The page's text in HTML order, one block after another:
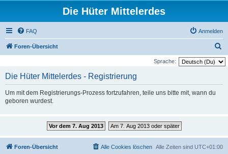
Die Hüter Mittelerdes
FAQ Anmelden
Foren-Übersicht
u
Sprache:
Die Hüter Mittelerdes - Registrierung
Um mit dem Registrierungs-Prozess fortzufahren, teile uns bitte mit, wann du
geboren wurdest.
Vor dem 7. Aug 2013 Am 7. Aug 2013 oder später
Foren-Übersicht Alle Zeiten sind UTC+01:00
Alle Cookies löschen